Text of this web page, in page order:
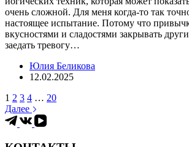
очень сложной. Для меня когда-то так
настоящее испытание. Потому что
вкусностями и сладостями закрывать
заедать тревогу…
Юлия Беликова
12.02.2025
1 2 3 4 … 20
Далее